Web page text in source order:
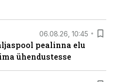
06.08.26, 10:45
pealinna elu
ühendustesse